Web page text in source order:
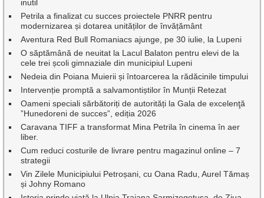
inutil
Petrila a finalizat cu succes proiectele PNRR pentru
modernizarea și dotarea unităților de învățământ
Aventura Red Bull Romaniacs ajunge, pe 30 iulie, la Lupeni
O săptămână de neuitat la Lacul Balaton pentru elevi de la
cele trei școli gimnaziale din municipiul Lupeni
Nedeia din Poiana Muierii și întoarcerea la rădăcinile timpului
Intervenție promptă a salvamontiștilor în Munții Retezat
Oameni speciali sărbătoriți de autorități la Gala de excelenţă
”Hunedoreni de succes”, ediția 2026
Caravana TIFF a transformat Mina Petrila în cinema în aer
liber.
Cum reduci costurile de livrare pentru magazinul online – 7
strategii
Vin Zilele Municipiului Petroșani, cu Oana Radu, Aurel Tămaș
și Johny Romano